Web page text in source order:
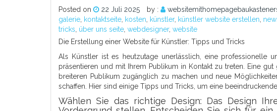
Posted on 22 Juli 2025 by :
galerie kontaktseite kosten künstler, künstler website erstellen
tricks über uns seite webdesigner, website
Die Erstellung einer Website für Künstler: Tipps und Tricks
Als Künstler ist es heutzutage unerlässlich, eine professionelle
präsentieren und mit Ihrem Publikum in Kontakt zu treten. Eine
breiteren Publikum zugänglich zu machen und neue
schaffen. Hier sind einige Tipps und Tricks, um eine
Wählen Sie das richtige Design: Das Design